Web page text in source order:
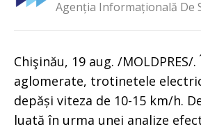
Agenția Informațională De
Chişinău, 19 aug. /MOLDPRES/
aglomerate, trotinetele
depăși viteza de 10-15 km/h.
luată în urma unei analize